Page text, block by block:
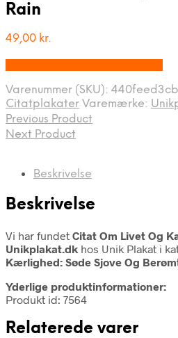
Rain
49,00 kr.
Varenummer (SKU):
Citatplakater Varemærke:
Previous Product
Next Product
Beskrivelse
Beskrivelse
Vi har fundet Citat Om Livet Og
Unikplakat.dk hos Unik Plakat i
Kærlighed: Søde Sjove Og
Yderlige produktinformationer:
Produkt id: 7564
Relaterede varer